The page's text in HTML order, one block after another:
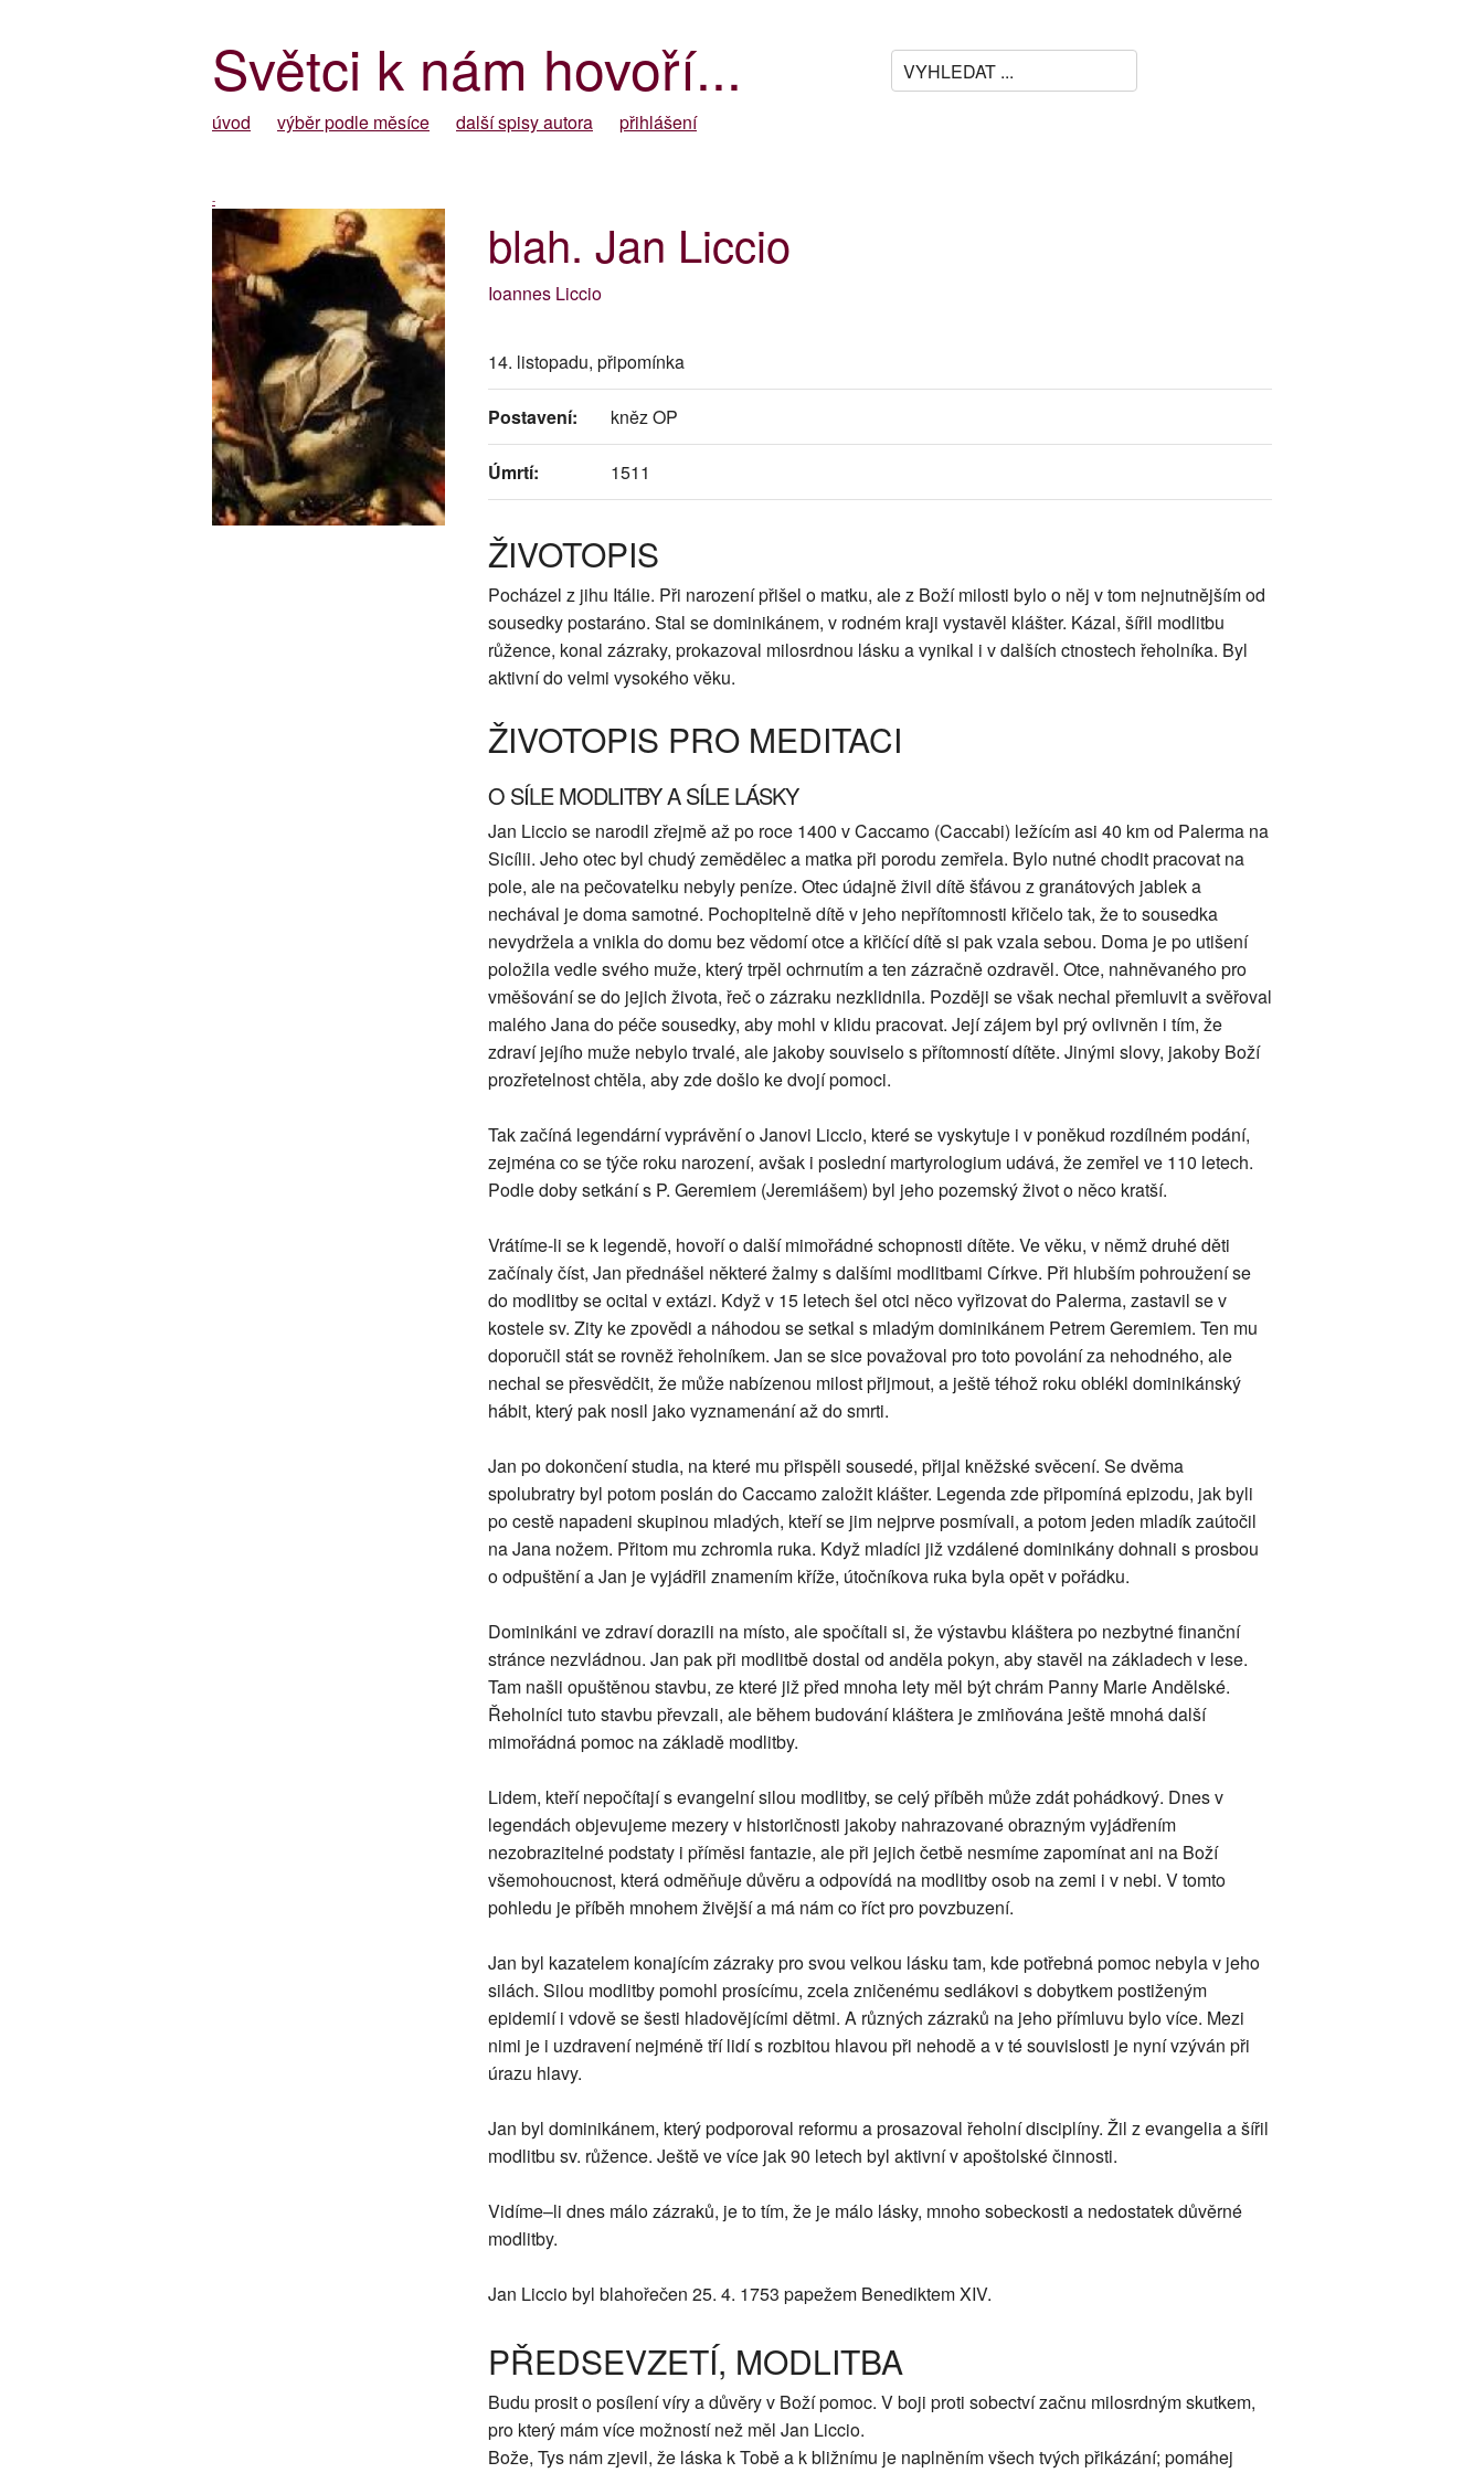
Světci k nám hovoří...
úvod výběr podle měsíce další spisy autora přihlášení
-
blah. Jan Liccio
Ioannes Liccio
14. listopadu, připomínka
Postavení: kněz OP
Úmrtí: 1511
ŽIVOTOPIS
Pocházel z jihu Itálie. Při narození přišel o matku, ale z Boží milosti bylo o něj v tom nejnutnějším od
sousedky postaráno. Stal se dominikánem, v rodném kraji vystavěl klášter. Kázal, šířil modlitbu
růžence, konal zázraky, prokazoval milosrdnou lásku a vynikal i v dalších ctnostech řeholníka. Byl
aktivní do velmi vysokého věku.
ŽIVOTOPIS PRO MEDITACI
O SÍLE MODLITBY A SÍLE LÁSKY
Jan Liccio se narodil zřejmě až po roce 1400 v Caccamo (Caccabi) ležícím asi 40 km od Palerma na
Sicílii. Jeho otec byl chudý zemědělec a matka při porodu zemřela. Bylo nutné chodit pracovat na
pole, ale na pečovatelku nebyly peníze. Otec údajně živil dítě šťávou z granátových jablek a
nechával je doma samotné. Pochopitelně dítě v jeho nepřítomnosti křičelo tak, že to sousedka
nevydržela a vnikla do domu bez vědomí otce a křičící dítě si pak vzala sebou. Doma je po utišení
položila vedle svého muže, který trpěl ochrnutím a ten zázračně ozdravěl. Otce, nahněvaného pro
vměšování se do jejich života, řeč o zázraku nezklidnila. Později se však nechal přemluvit a svěřoval
malého Jana do péče sousedky, aby mohl v klidu pracovat. Její zájem byl prý ovlivněn i tím, že
zdraví jejího muže nebylo trvalé, ale jakoby souviselo s přítomností dítěte. Jinými slovy, jakoby Boží
prozřetelnost chtěla, aby zde došlo ke dvojí pomoci.
Tak začíná legendární vyprávění o Janovi Liccio, které se vyskytuje i v poněkud rozdílném podání,
zejména co se týče roku narození, avšak i poslední martyrologium udává, že zemřel ve 110 letech.
Podle doby setkání s P. Geremiem (Jeremiášem) byl jeho pozemský život o něco kratší.
Vrátíme-li se k legendě, hovoří o další mimořádné schopnosti dítěte. Ve věku, v němž druhé děti
začínaly číst, Jan přednášel některé žalmy s dalšími modlitbami Církve. Při hlubším pohroužení se
do modlitby se ocital v extázi. Když v 15 letech šel otci něco vyřizovat do Palerma, zastavil se v
kostele sv. Zity ke zpovědi a náhodou se setkal s mladým dominikánem Petrem Geremiem. Ten mu
doporučil stát se rovněž řeholníkem. Jan se sice považoval pro toto povolání za nehodného, ale
nechal se přesvědčit, že může nabízenou milost přijmout, a ještě téhož roku oblékl dominikánský
hábit, který pak nosil jako vyznamenání až do smrti.
Jan po dokončení studia, na které mu přispěli sousedé, přijal kněžské svěcení. Se dvěma
spolubratry byl potom poslán do Caccamo založit klášter. Legenda zde připomíná epizodu, jak byli
po cestě napadeni skupinou mladých, kteří se jim nejprve posmívali, a potom jeden mladík zaútočil
na Jana nožem. Přitom mu zchromla ruka. Když mladíci již vzdálené dominikány dohnali s prosbou
o odpuštění a Jan je vyjádřil znamením kříže, útočníkova ruka byla opět v pořádku.
Dominikáni ve zdraví dorazili na místo, ale spočítali si, že výstavbu kláštera po nezbytné finanční
stránce nezvládnou. Jan pak při modlitbě dostal od anděla pokyn, aby stavěl na základech v lese.
Tam našli opuštěnou stavbu, ze které již před mnoha lety měl být chrám Panny Marie Andělské.
Řeholníci tuto stavbu převzali, ale během budování kláštera je zmiňována ještě mnohá další
mimořádná pomoc na základě modlitby.
Lidem, kteří nepočítají s evangelní silou modlitby, se celý příběh může zdát pohádkový. Dnes v
legendách objevujeme mezery v historičnosti jakoby nahrazované obrazným vyjádřením
nezobrazitelné podstaty i příměsi fantazie, ale při jejich četbě nesmíme zapomínat ani na Boží
všemohoucnost, která odměňuje důvěru a odpovídá na modlitby osob na zemi i v nebi. V tomto
pohledu je příběh mnohem živější a má nám co říct pro povzbuzení.
Jan byl kazatelem konajícím zázraky pro svou velkou lásku tam, kde potřebná pomoc nebyla v jeho
silách. Silou modlitby pomohl prosícímu, zcela zničenému sedlákovi s dobytkem postiženým
epidemií i vdově se šesti hladovějícími dětmi. A různých zázraků na jeho přímluvu bylo více. Mezi
nimi je i uzdravení nejméně tří lidí s rozbitou hlavou při nehodě a v té souvislosti je nyní vzýván při
úrazu hlavy.
Jan byl dominikánem, který podporoval reformu a prosazoval řeholní disciplíny. Žil z evangelia a šířil
modlitbu sv. růžence. Ještě ve více jak 90 letech byl aktivní v apoštolské činnosti.
Vidíme–li dnes málo zázraků, je to tím, že je málo lásky, mnoho sobeckosti a nedostatek důvěrné
modlitby.
Jan Liccio byl blahořečen 25. 4. 1753 papežem Benediktem XIV.
PŘEDSEVZETÍ, MODLITBA
Budu prosit o posílení víry a důvěry v Boží pomoc. V boji proti sobectví začnu milosrdným skutkem,
pro který mám více možností než měl Jan Liccio.
Bože, Tys nám zjevil, že láska k Tobě a k bližnímu je naplněním všech tvých přikázání; pomáhej